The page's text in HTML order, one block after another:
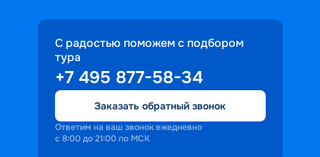
С радостью поможем с подбором
тура
+7 495 877-58-34
Заказать обратный звонок
Ответим на ваш звонок ежедневно
с 8:00 до 21:00 по МСК